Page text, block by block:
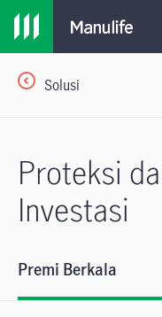
Solusi
Proteksi
Investasi
Premi Berkala